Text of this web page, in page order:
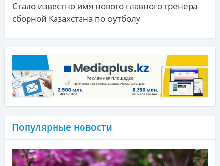
Стало известно имя нового главного тренера
сборной Казахстана по футболу
Популярные новости